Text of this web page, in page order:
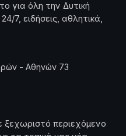
για όλη την Δυτική
7, ειδήσεις, αθλητικά,
- Αθηνών 73
ξεχωριστό περιεχόμενο